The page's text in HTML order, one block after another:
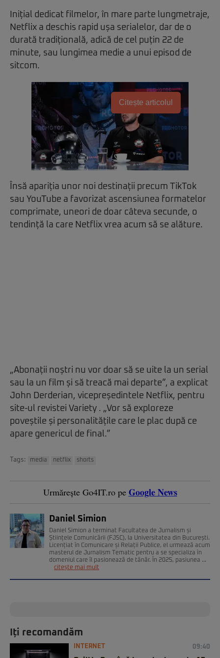
Inițial dedicat filmelor, în mare parte lungmetraje,
Netflix a deschis rapid ușa serialelor, dar de o
durată tradițională, adică de cel puțin 22 de
minute, sau lungimea medie a unui episod de
sitcom.
Citește articolul
Însă apariția unor noi destinații precum TikTok
sau YouTube a favorizat ascensiunea formatelor
comprimate, uneori de doar câteva secunde, o
tendință la care Netflix vrea acum să se alăture.
„Abonații noștri nu vor doar să se uite la un serial
sau la un film și să treacă mai departe”, a explicat
John Derderian, vicepreședintele Netflix, pentru
site-ul revistei Variety . „Vor să exploreze
poveștile și personalitățile care le plac după ce
apare genericul de final.”
Tags: media netflix shorts
Urmărește Go4IT.ro pe Google News
Daniel Simion
Daniel Simion a terminat Facultatea de Jurnalism și
Științele Comunicării (FJSC), la Universitatea din București.
Licențiat în Comunicare și Relații Publice, el urmează acum
masterul de Jurnalism Tematic pentru a se specializa în
domeniul care îl pasionează de tânăr. În 2025, pasiunea ...
citește mai mult
Iți recomandăm
INTERNET 09:40